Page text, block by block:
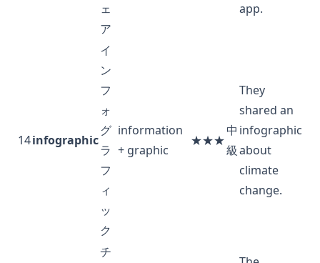
ェ
ア
app.
14infographic
イ
ン
フ
ォ
グ
ラ
フ
ィ
ッ
ク
information
+ graphic
★★★
中
級
They
shared an
infographic
about
climate
change.
チ